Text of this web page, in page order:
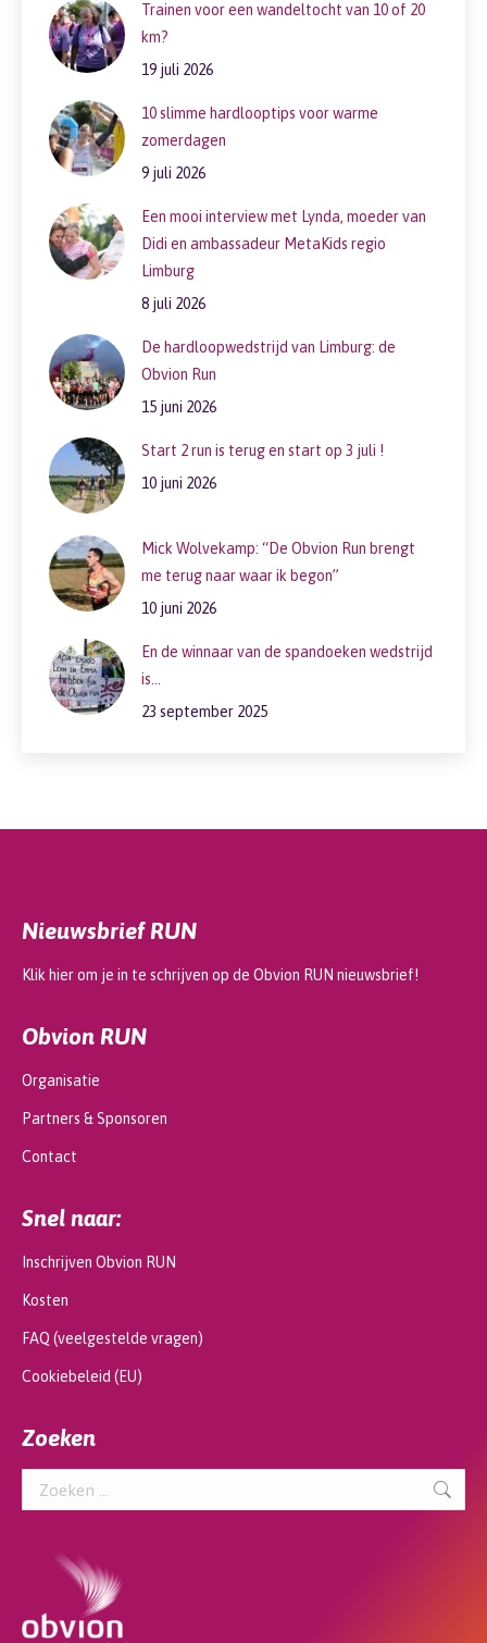
Trainen voor een wandeltocht van 10 of 20
km?
19 juli 2026
10 slimme hardlooptips voor warme
zomerdagen
9 juli 2026
Een mooi interview met Lynda, moeder van
Didi en ambassadeur MetaKids regio
Limburg
8 juli 2026
De hardloopwedstrijd van Limburg: de
Obvion Run
15 juni 2026
Start 2 run is terug en start op 3 juli !
10 juni 2026
Mick Wolvekamp: “De Obvion Run brengt
me terug naar waar ik begon”
10 juni 2026
En de winnaar van de spandoeken wedstrijd
is…
23 september 2025
Nieuwsbrief RUN
Klik hier om je in te schrijven op de Obvion RUN nieuwsbrief!
Obvion RUN
Organisatie
Partners & Sponsoren
Contact
Snel naar:
Inschrijven Obvion RUN
Kosten
FAQ (veelgestelde vragen)
Cookiebeleid (EU)
Zoeken
Search: